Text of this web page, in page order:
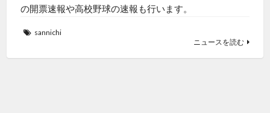
の開票速報や高校野球の速報も行います。
sannichi
ニュースを読む